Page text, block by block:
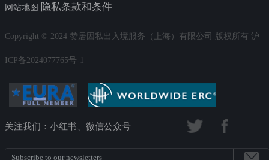
网站地图 隐私条款和条件
Copyright © 2024 赞居因私出入境服务（上海）有限公司 版权所有 沪
ICP备2024077765号-1
关注我们：小红书、微信公众号